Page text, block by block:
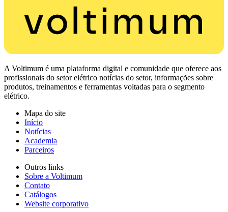
A Voltimum é uma plataforma digital e comunidade que oferece aos
profissionais do setor elétrico notícias do setor, informações sobre
produtos, treinamentos e ferramentas voltadas para o segmento
elétrico.
Mapa do site
Início
Notícias
Academia
Parceiros
Outros links
Sobre a Voltimum
Contato
Catálogos
Website corporativo